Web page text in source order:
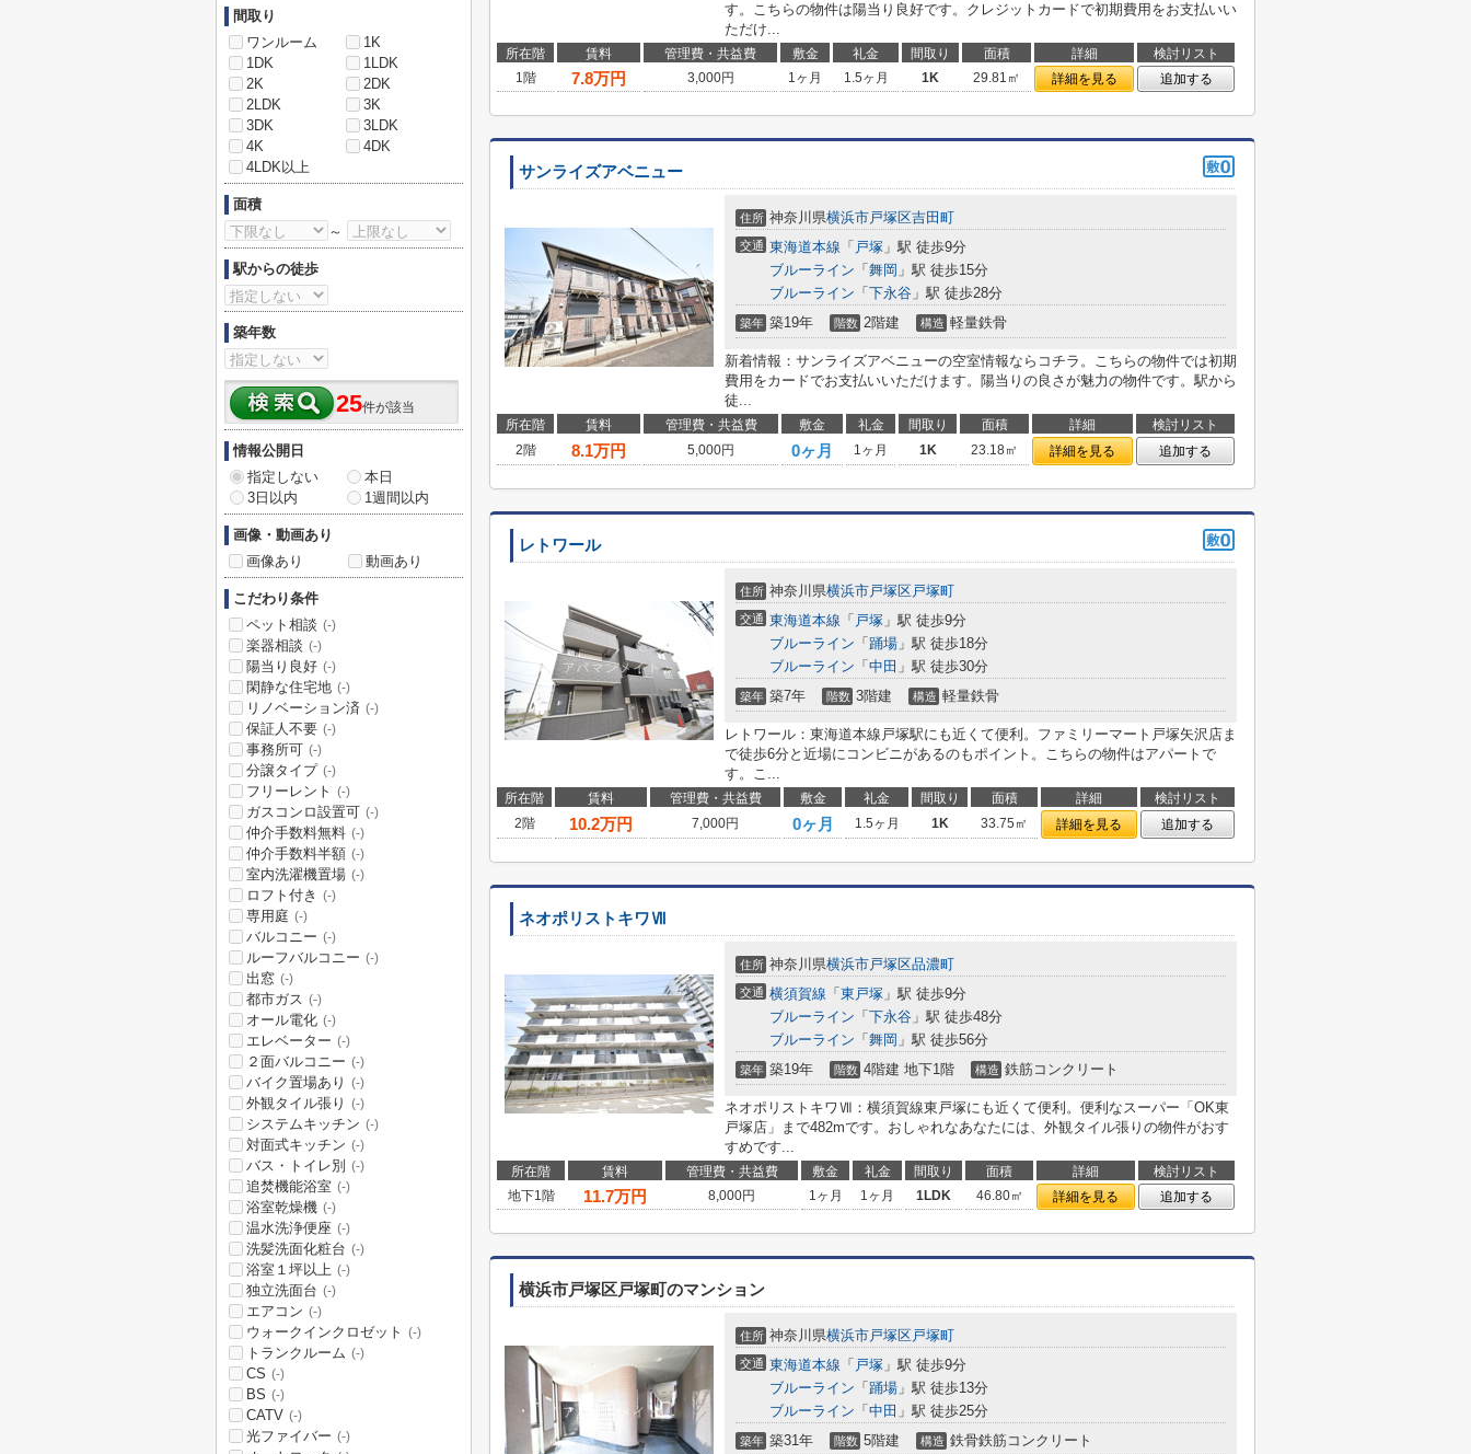
す。こちらの物件は陽当り良好です。クレジットカードで初期費用をお支払いい
ただけ...
所在階 賃料 管理費・共益費 敷金 礼金 間取り 面積 詳細
検討リスト
1階
7.8万円 3,000円 1ヶ月 1.5ヶ月 1K 29.81㎡ 詳細を見る 追加する
サンライズアベニュー
住所 神奈川県横浜市戸塚区吉田町
交通 東海道本線 「 戸塚 」駅 徒歩9分
ブルーライン 「 舞岡 」駅 徒歩15分
ブルーライン 「 下永谷 」駅 徒歩28分
築年 築19年 階数 2階建 構造 軽量鉄骨
新着情報：サンライズアベニューの空室情報ならコチラ。こちらの物件では初期
費用をカードでお支払いいただけます。陽当りの良さが魅力の物件です。駅から
徒...
所在階 賃料 管理費・共益費 敷金 礼金 間取り 面積 詳細
検討リスト
2階
8.1万円 5,000円 0ヶ月 1ヶ月 1K 23.18㎡ 詳細を見る 追加する
レトワール
住所 神奈川県横浜市戸塚区戸塚町
交通 東海道本線 「 戸塚 」駅 徒歩9分
ブルーライン 「 踊場 」駅 徒歩18分
ブルーライン 「 中田 」駅 徒歩30分
築年 築7年 階数 3階建 構造 軽量鉄骨
レトワール：東海道本線戸塚駅にも近くて便利。ファミリーマート戸塚矢沢店ま
で徒歩6分と近場にコンビニがあるのもポイント。こちらの物件はアパートで
す。こ...
所在階 賃料 管理費・共益費 敷金 礼金 間取り 面積 詳細
検討リスト
2階
10.2万円 7,000円 0ヶ月 1.5ヶ月 1K 33.75㎡ 詳細を見る 追加する
ネオポリストキワⅦ
住所 神奈川県横浜市戸塚区品濃町
交通 横須賀線 「 東戸塚 」駅 徒歩9分
ブルーライン 「 下永谷 」駅 徒歩48分
ブルーライン 「 舞岡 」駅 徒歩56分
築年 築19年 階数 4階建 地下1階 構造 鉄筋コンクリート
ネオポリストキワⅦ：横須賀線東戸塚にも近くて便利。便利なスーパー「OK東
戸塚店」まで482mです。おしゃれなあなたには、外観タイル張りの物件がおす
すめです...
所在階 賃料 管理費・共益費 敷金 礼金 間取り 面積 詳細
検討リスト
地下1階
11.7万円 8,000円 1ヶ月 1ヶ月 1LDK 46.80㎡ 詳細を見る 追加する
横浜市戸塚区戸塚町のマンション
住所 神奈川県横浜市戸塚区戸塚町
交通 東海道本線 「 戸塚 」駅 徒歩9分
ブルーライン 「 踊場 」駅 徒歩13分
ブルーライン 「 中田 」駅 徒歩25分
築年 築31年 階数 5階建 構造 鉄骨鉄筋コンクリート
間取り
ワンルーム
1K
1DK
1LDK
2K
2DK
2LDK
3K
3DK
3LDK
4K
4DK
4LDK以上
面積
～
駅からの徒歩
築年数
25件が該当
情報公開日
指定しない
本日
3日以内
1週間以内
画像・動画あり
画像あり
動画あり
こだわり条件
ペット相談 (-)
楽器相談 (-)
陽当り良好 (-)
閑静な住宅地 (-)
リノベーション済 (-)
保証人不要 (-)
事務所可 (-)
分譲タイプ (-)
フリーレント (-)
ガスコンロ設置可 (-)
仲介手数料無料 (-)
仲介手数料半額 (-)
室内洗濯機置場 (-)
ロフト付き (-)
専用庭 (-)
バルコニー (-)
ルーフバルコニー (-)
出窓 (-)
都市ガス (-)
オール電化 (-)
エレベーター (-)
２面バルコニー (-)
バイク置場あり (-)
外観タイル張り (-)
システムキッチン (-)
対面式キッチン (-)
バス・トイレ別 (-)
追焚機能浴室 (-)
浴室乾燥機 (-)
温水洗浄便座 (-)
洗髪洗面化粧台 (-)
浴室１坪以上 (-)
独立洗面台 (-)
エアコン (-)
ウォークインクロゼット (-)
トランクルーム (-)
CS (-)
BS (-)
CATV (-)
光ファイバー (-)